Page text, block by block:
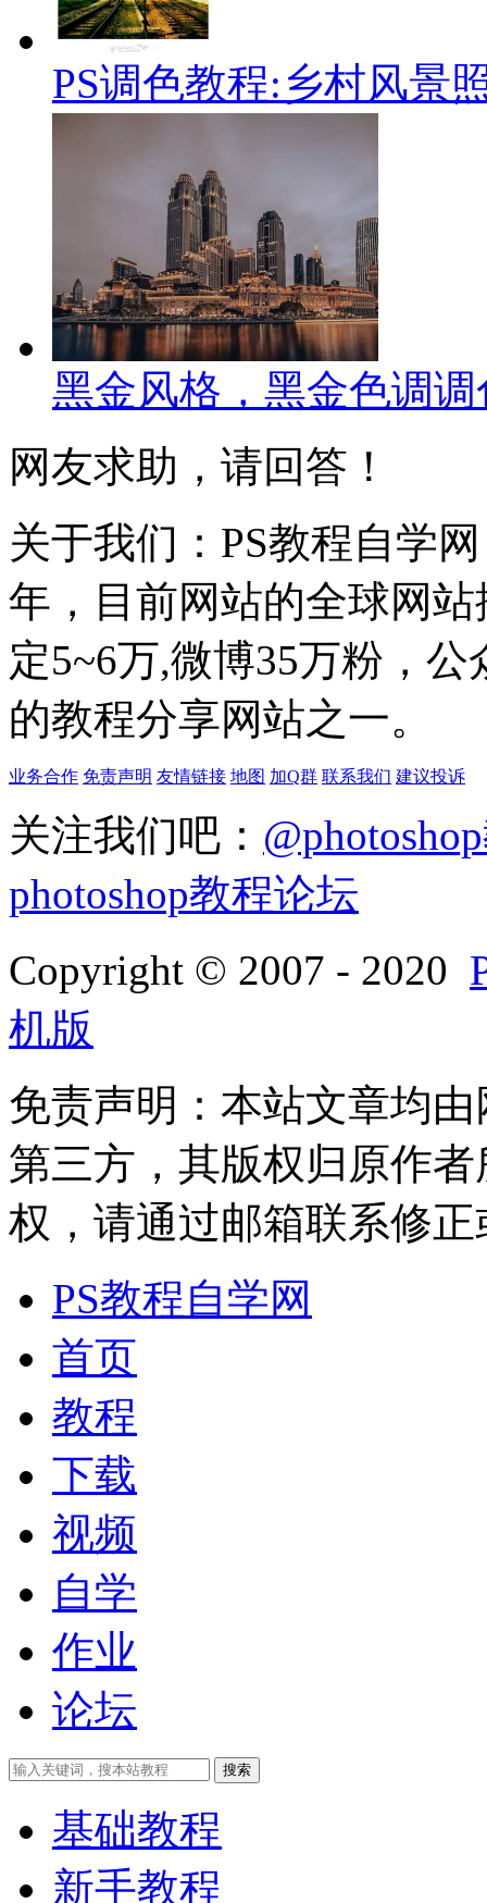
PS调色教程:乡村风景
黑金风格，黑金色调
网友求助，请回答！
关于我们：PS教程自学
年，目前网站的全球网
定5~6万,微博35万粉，
的教程分享网站之一。
业务合作 免责声明 友情链接 地图 加Q群 联系我们 建议投诉
关注我们吧：
photoshop教程论坛
Copyright © 2007 - 2020
机版
免责声明：本站文章均
第三方，其版权归原作
权，请通过邮箱联系修正
PS教程自学网
首页
教程
下载
视频
自学
作业
论坛
搜索
基础教程
新手教程